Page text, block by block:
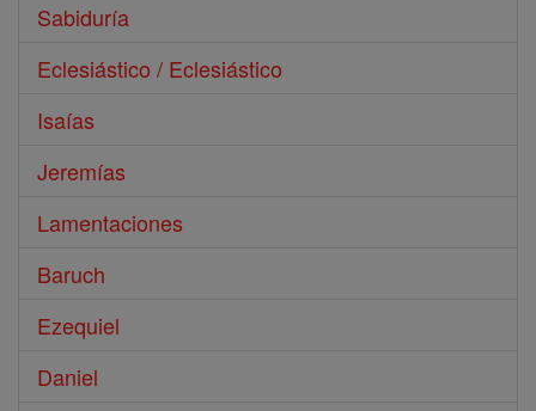
Sabiduría
Eclesiástico / Eclesiástico
Isaías
Jeremías
Lamentaciones
Baruch
Ezequiel
Daniel